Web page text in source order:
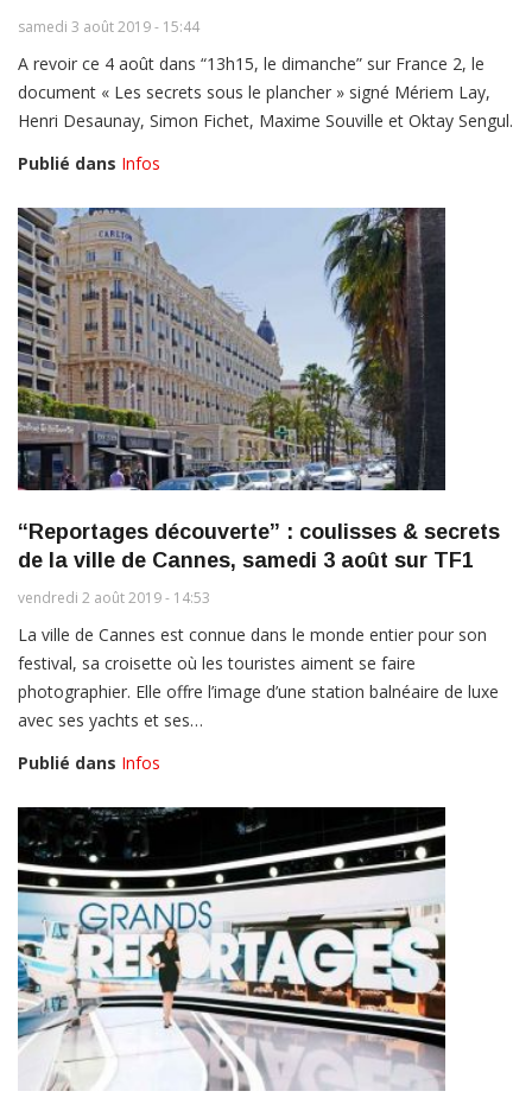
samedi 3 août 2019 - 15:44
A revoir ce 4 août dans “13h15, le dimanche” sur France 2, le
document « Les secrets sous le plancher » signé Mériem Lay,
Henri Desaunay, Simon Fichet, Maxime Souville et Oktay Sengul.
Publié dans Infos
“Reportages découverte” : coulisses & secrets
de la ville de Cannes, samedi 3 août sur TF1
vendredi 2 août 2019 - 14:53
La ville de Cannes est connue dans le monde entier pour son
festival, sa croisette où les touristes aiment se faire
photographier. Elle offre l’image d’une station balnéaire de luxe
avec ses yachts et ses…
Publié dans Infos